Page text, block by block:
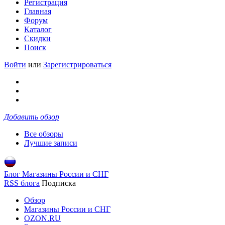
Регистрация
Главная
Форум
Каталог
Скидки
Поиск
Войти или Зарегистрироваться
Добавить обзор
Все обзоры
Лучшие записи
Блог Магазины России и СНГ
RSS блога Подписка
Обзор
Магазины России и СНГ
OZON.RU